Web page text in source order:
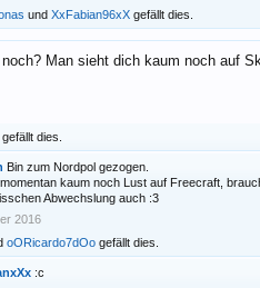
und XxFabian96xX gefällt dies.
noch? Man sieht dich kaum noch auf
gefällt dies.
Bin zum Nordpol gezogen.
kaum noch Lust auf Freecraft,
Abwechslung auch :3
2016
oORicardo7dOo gefällt dies.
:c